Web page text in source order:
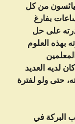
من كل
بفارغ
على حل
بهذه العلوم
لديه العديد
حتى ولو لفترة
البركة في